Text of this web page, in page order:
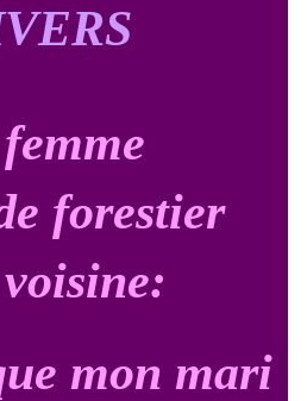
forestier
mon mari